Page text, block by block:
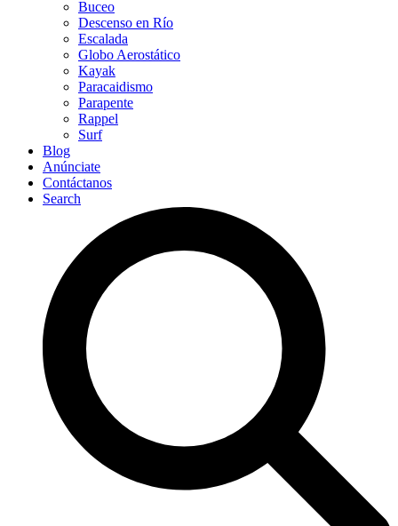
Buceo
Descenso en Río
Escalada
Globo Aerostático
Kayak
Paracaidismo
Parapente
Rappel
Surf
Blog
Anúnciate
Contáctanos
Search